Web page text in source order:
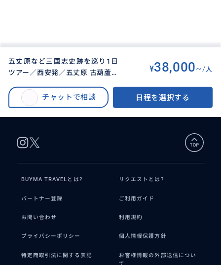
五丈原など三国志史跡を巡り1日
ツアー／西安発／五丈原 古葫蘆谷
イド＋車の貸切チャーターツアー
¥38,000~/人
チャットで相談 日程を選択する
五丈原など三国志史跡を巡り1日ツアー／西安発／五丈原 古葫蘆谷遺跡 楊貴
妃墓 法門寺観光付／ガイド＋車の貸切チャーターツアー
BUYMA TRAVELとは? リクエストとは?
パートナー登録 ご利用ガイド
お問い合わせ 利用規約
プライバシーポリシー 個人情報保護方針
特定商取引法に関する表記
お客様情報の外部送信につい
て